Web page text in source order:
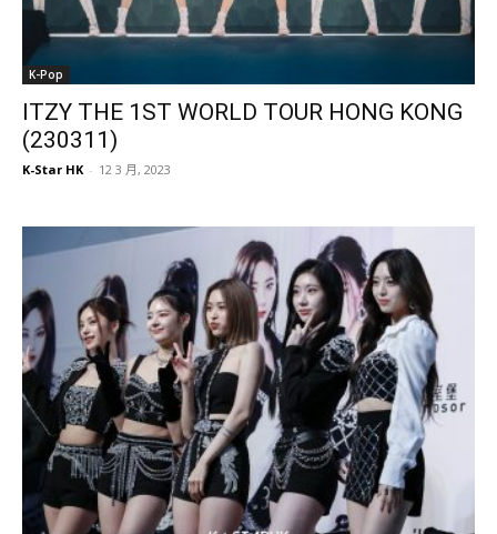
K-Pop
ITZY THE 1ST WORLD TOUR HONG KONG
(230311)
K-Star HK - 12 3 月, 2023